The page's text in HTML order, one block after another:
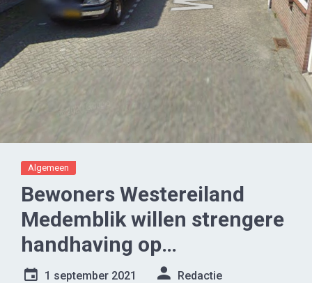
Algemeen
Bewoners Westereiland
Medemblik willen strengere
handhaving op
foutparkeerders
1 september 2021 Redactie